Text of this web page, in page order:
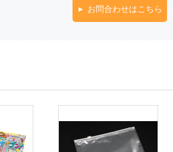
お問合わせはこちら